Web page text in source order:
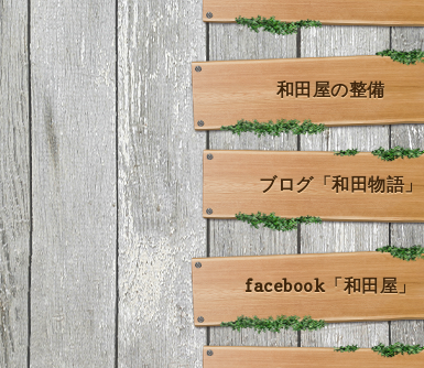
和田屋の整備
ブログ「和田物語」
facebook「和田屋」